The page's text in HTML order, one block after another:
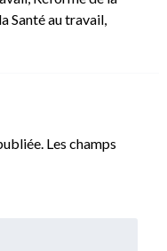
Santé au travail,
Les champs